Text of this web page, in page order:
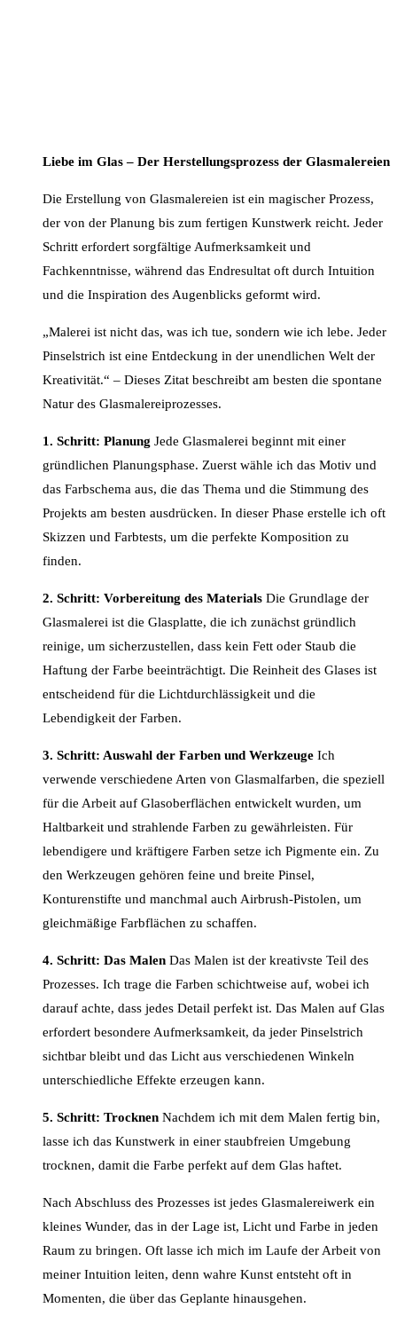
Liebe im Glas – Der Herstellungsprozess der Glasmalereien
Die Erstellung von Glasmalereien ist ein magischer Prozess,
der von der Planung bis zum fertigen Kunstwerk reicht. Jeder
Schritt erfordert sorgfältige Aufmerksamkeit und
Fachkenntnisse, während das Endresultat oft durch Intuition
und die Inspiration des Augenblicks geformt wird.
„Malerei ist nicht das, was ich tue, sondern wie ich lebe. Jeder
Pinselstrich ist eine Entdeckung in der unendlichen Welt der
Kreativität.“ – Dieses Zitat beschreibt am besten die spontane
Natur des Glasmalereiprozesses.
1. Schritt: Planung Jede Glasmalerei beginnt mit einer
gründlichen Planungsphase. Zuerst wähle ich das Motiv und
das Farbschema aus, die das Thema und die Stimmung des
Projekts am besten ausdrücken. In dieser Phase erstelle ich oft
Skizzen und Farbtests, um die perfekte Komposition zu
finden.
2. Schritt: Vorbereitung des Materials Die Grundlage der
Glasmalerei ist die Glasplatte, die ich zunächst gründlich
reinige, um sicherzustellen, dass kein Fett oder Staub die
Haftung der Farbe beeinträchtigt. Die Reinheit des Glases ist
entscheidend für die Lichtdurchlässigkeit und die
Lebendigkeit der Farben.
3. Schritt: Auswahl der Farben und Werkzeuge Ich
verwende verschiedene Arten von Glasmalfarben, die speziell
für die Arbeit auf Glasoberflächen entwickelt wurden, um
Haltbarkeit und strahlende Farben zu gewährleisten. Für
lebendigere und kräftigere Farben setze ich Pigmente ein. Zu
den Werkzeugen gehören feine und breite Pinsel,
Konturenstifte und manchmal auch Airbrush-Pistolen, um
gleichmäßige Farbflächen zu schaffen.
4. Schritt: Das Malen Das Malen ist der kreativste Teil des
Prozesses. Ich trage die Farben schichtweise auf, wobei ich
darauf achte, dass jedes Detail perfekt ist. Das Malen auf Glas
erfordert besondere Aufmerksamkeit, da jeder Pinselstrich
sichtbar bleibt und das Licht aus verschiedenen Winkeln
unterschiedliche Effekte erzeugen kann.
5. Schritt: Trocknen Nachdem ich mit dem Malen fertig bin,
lasse ich das Kunstwerk in einer staubfreien Umgebung
trocknen, damit die Farbe perfekt auf dem Glas haftet.
Nach Abschluss des Prozesses ist jedes Glasmalereiwerk ein
kleines Wunder, das in der Lage ist, Licht und Farbe in jeden
Raum zu bringen. Oft lasse ich mich im Laufe der Arbeit von
meiner Intuition leiten, denn wahre Kunst entsteht oft in
Momenten, die über das Geplante hinausgehen.